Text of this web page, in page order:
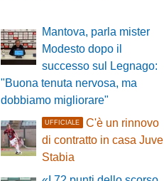
Mantova, parla mister
Modesto dopo il
successo sul Legnago:
"Buona tenuta nervosa, ma
dobbiamo migliorare"
UFFICIALE
C'è un rinnovo
di contratto in casa Juve
Stabia